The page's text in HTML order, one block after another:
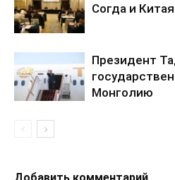
Согда и Китая
Президент
Монголию